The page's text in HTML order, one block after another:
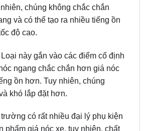
độ cao.
này gắn vào các điểm cố định
ồn hơn. Tuy nhiên, chúng
khó lắp đặt hơn.
có rất nhiều đại lý phụ kiện
bảo hành rất khác nhau. Khi
đảm bảo chọn loại phù hợp với